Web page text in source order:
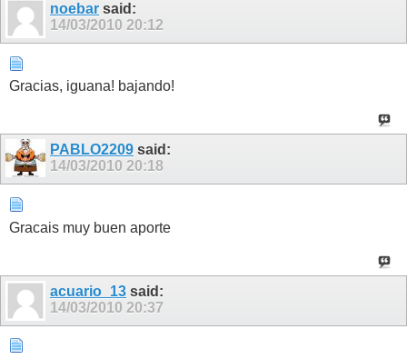
noebar said:
14/03/2010 20:12
Gracias, iguana! bajando!
PABLO2209 said:
14/03/2010 20:18
Gracais muy buen aporte
acuario_13 said:
14/03/2010 20:37